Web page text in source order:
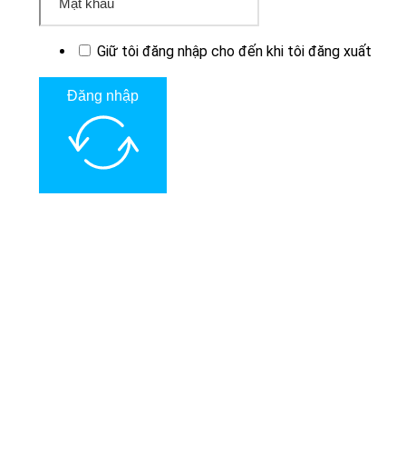
Giữ tôi đăng nhập cho đến khi tôi đăng xuất
Đăng nhập